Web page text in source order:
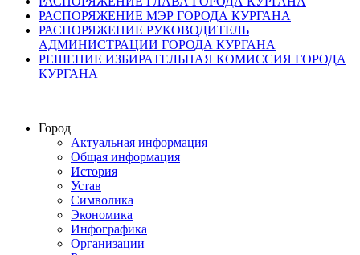
РАСПОРЯЖЕНИЕ МЭР ГОРОДА КУРГАНА
РАСПОРЯЖЕНИЕ РУКОВОДИТЕЛЬ
АДМИНИСТРАЦИИ ГОРОДА КУРГАНА
РЕШЕНИЕ ИЗБИРАТЕЛЬНАЯ КОМИССИЯ ГОРОДА
КУРГАНА
Город
Актуальная информация
Общая информация
История
Устав
Символика
Экономика
Инфографика
Организации